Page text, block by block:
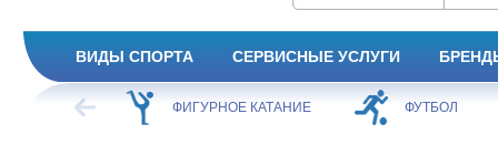
ВИДЫ СПОРТА СЕРВИСНЫЕ УСЛУГИ
ХОККЕЙ ФИГУРНОЕ КАТАНИЕ ФУТБОЛ